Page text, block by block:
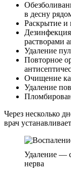
в десну
Раскрытие и
растворами
Удаление
Повторное
Очищение
Удаление
Через несколько
врач
Удаление —
нерва